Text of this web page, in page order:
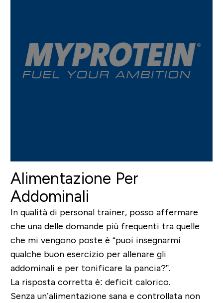
Alimentazione Per
Addominali
In qualità di personal trainer, posso affermare
che una delle domande più frequenti tra quelle
che mi vengono poste è “puoi insegnarmi
qualche buon esercizio per allenare gli
addominali e per tonificare la pancia?”.
La risposta corretta è: deficit calorico.
Senza un’alimentazione sana e controllata non